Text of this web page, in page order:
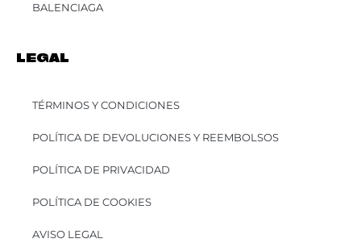
BALENCIAGA
LEGAL
TÉRMINOS Y CONDICIONES
POLÍTICA DE DEVOLUCIONES Y REEMBOLSOS
POLÍTICA DE PRIVACIDAD
POLÍTICA DE COOKIES
AVISO LEGAL